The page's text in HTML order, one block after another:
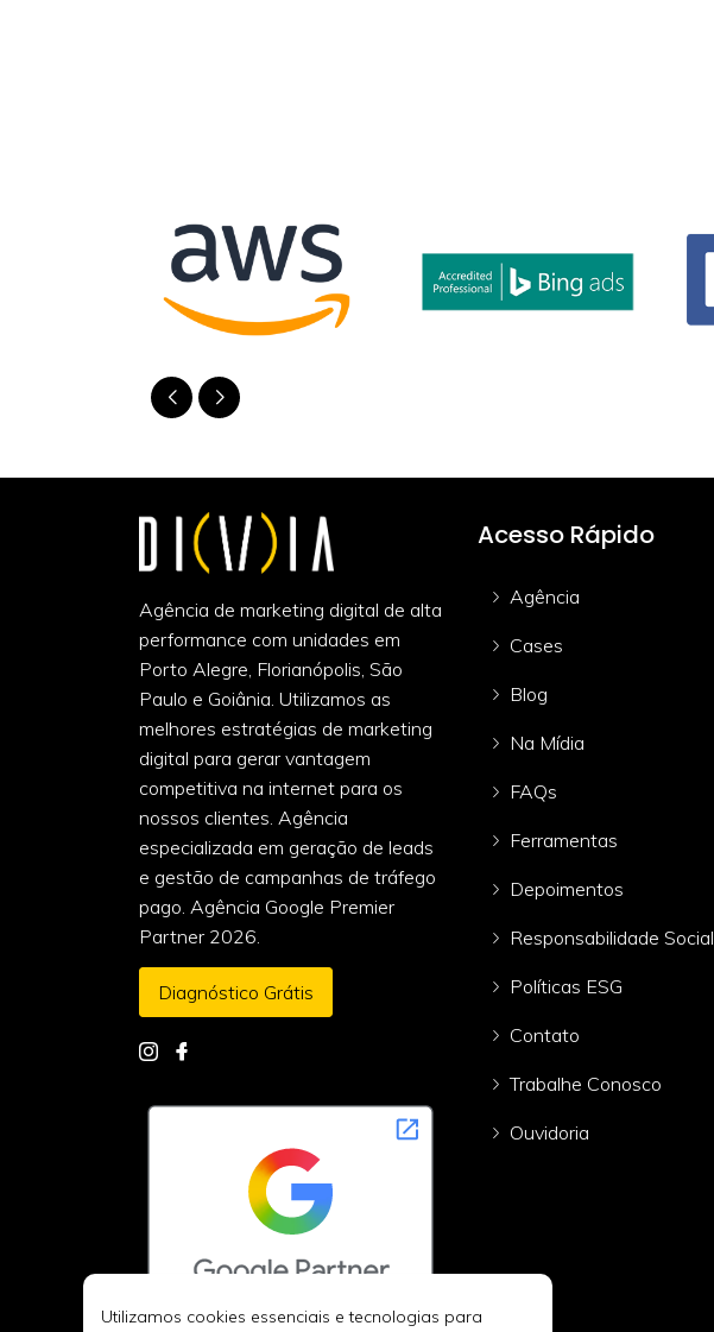
Agência de marketing digital de alta
performance com unidades em
Porto Alegre, Florianópolis, São
Paulo e Goiânia. Utilizamos as
melhores estratégias de marketing
digital para gerar vantagem
competitiva na internet para os
nossos clientes. Agência
especializada em geração de leads
e gestão de campanhas de tráfego
pago. Agência Google Premier
Partner 2026.
Diagnóstico Grátis
Acesso Rápido
Agência
Cases
Blog
Na Mídia
FAQs
Ferramentas
Depoimentos
Responsabilidade Social
Políticas ESG
Contato
Trabalhe Conosco
Ouvidoria
Utilizamos cookies essenciais e tecnologias para